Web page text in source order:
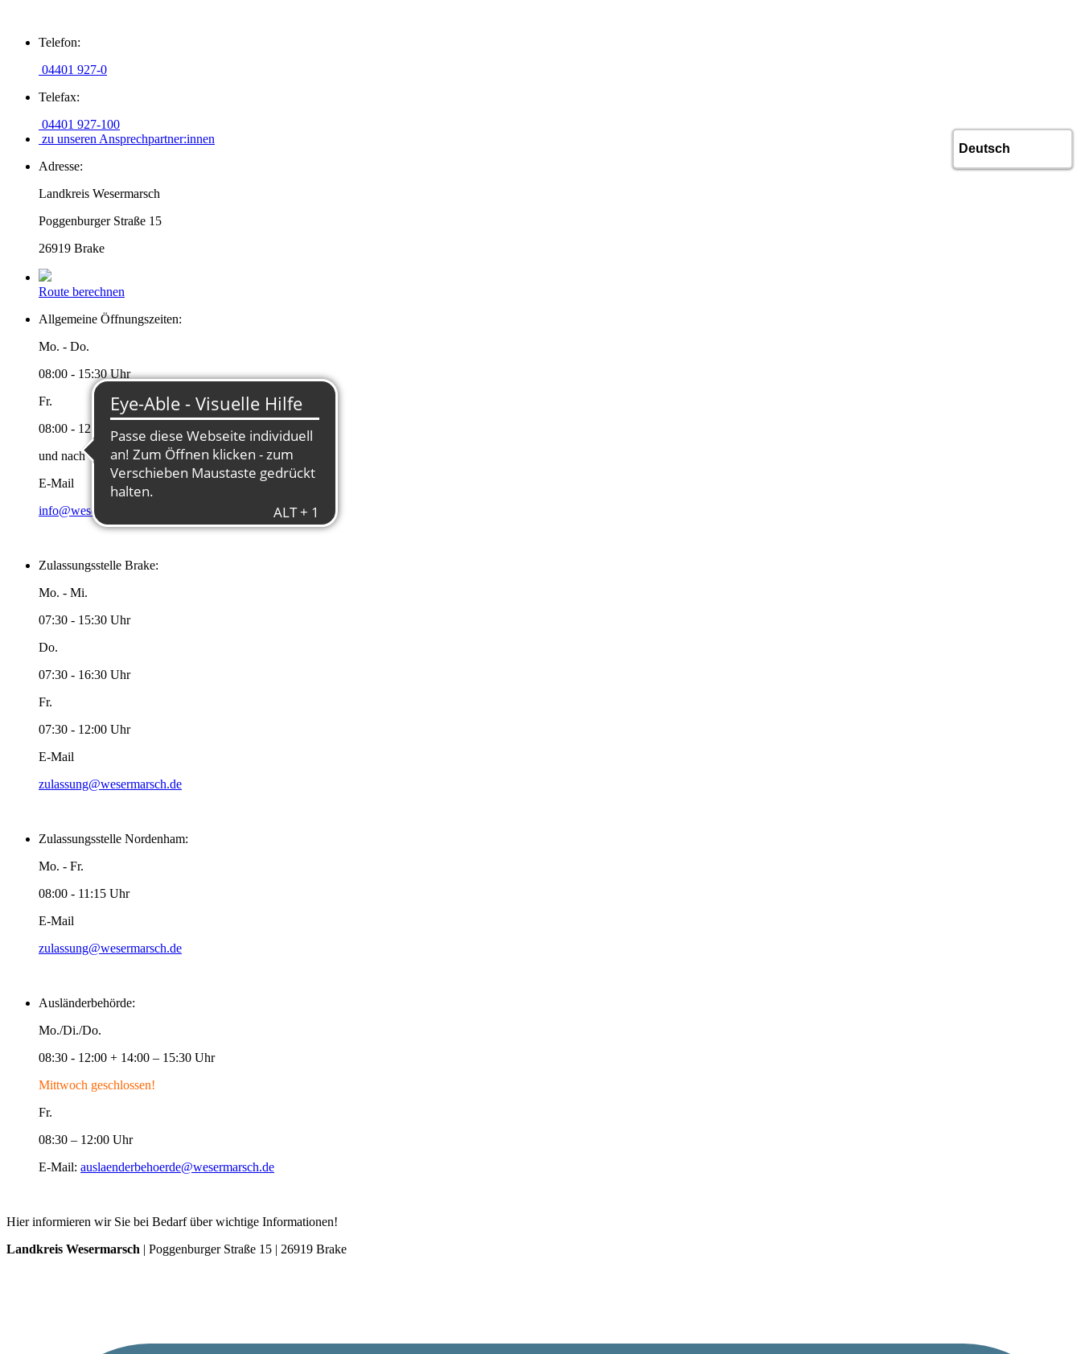
Inhalt
Telefon:
04401 927-0
Telefax:
04401 927-100
zu unseren Ansprechpartner:innen
Adresse:
Landkreis Wesermarsch
Poggenburger Straße 15
26919 Brake
Route berechnen
Allgemeine Öffnungszeiten:
Mo. - Do.
08:00 - 15:30 Uhr
Fr.
08:00 - 12:00 Uhr
und nach Vereinbarung
E-Mail
info@wesermarsch.de
Zulassungsstelle Brake:
Mo. - Mi.
07:30 - 15:30 Uhr
Do.
07:30 - 16:30 Uhr
Fr.
07:30 - 12:00 Uhr
E-Mail
zulassung@wesermarsch.de
Zulassungsstelle Nordenham:
Mo. - Fr.
08:00 - 11:15 Uhr
E-Mail
zulassung@wesermarsch.de
Ausländerbehörde:
Mo./Di./Do.
08:30 - 12:00 + 14:00 – 15:30 Uhr
Mittwoch geschlossen!
Fr.
08:30 – 12:00 Uhr
E-Mail: auslaenderbehoerde@wesermarsch.de
Hier informieren wir Sie bei Bedarf über wichtige Informationen!
Landkreis Wesermarsch | Poggenburger Straße 15 | 26919 Brake